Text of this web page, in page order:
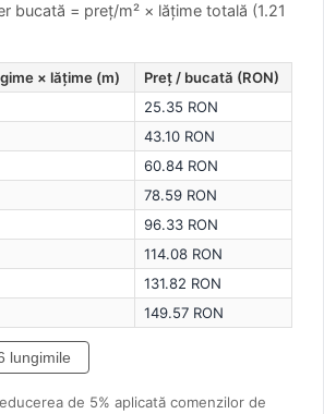
bucată = preț/m² × lățime totală (1.21
× lățime (m)
Preț / bucată (RON)
25.35 RON
43.10 RON
60.84 RON
78.59 RON
96.33 RON
114.08 RON
131.82 RON
149.57 RON
lungimile
de 5% aplicată comenzilor de